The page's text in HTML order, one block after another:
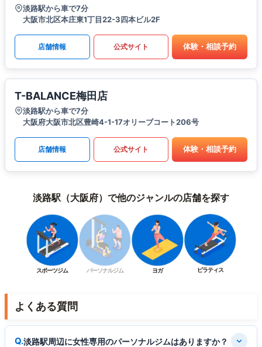
淡路駅から車で7分
大阪市北区本庄東1丁目22-3四本ビル2F
店舗情報 公式サイト 体験・相談予約
T-BALANCE梅田店
淡路駅から車で7分
大阪府大阪市北区豊崎4-1-17オリーブコート206号
店舗情報 公式サイト 体験・相談予約
淡路駅（大阪府）で他のジャンルの店舗を探す
スポーツジム パーソナルジム ヨガ ピラティス
よくある質問
淡路駅周辺に女性専用のパーソナルジムはありますか？